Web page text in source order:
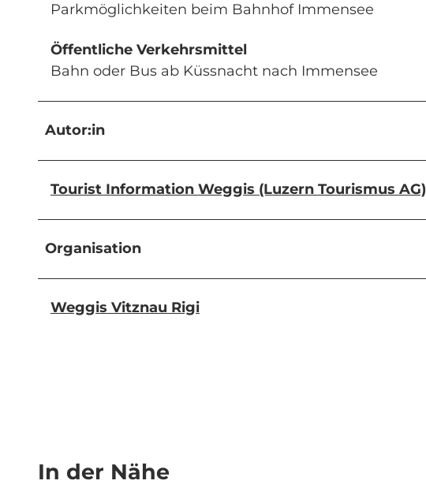
Parkmöglichkeiten beim Bahnhof Immensee
Öffentliche Verkehrsmittel
Bahn oder Bus ab Küssnacht nach Immensee
Autor:in
Tourist Information Weggis (Luzern Tourismus AG)
Organisation
Weggis Vitznau Rigi
In der Nähe